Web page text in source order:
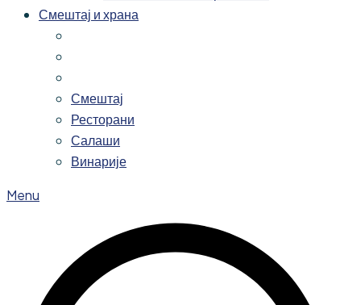
Смештај и храна
Смештај
Ресторани
Салаши
Винарије
Menu